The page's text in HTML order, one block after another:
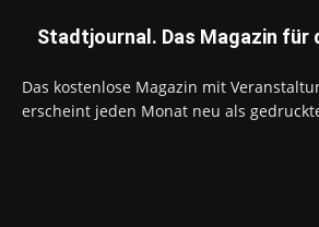
Stadtjournal. Das Magazin für
Das kostenlose Magazin mit
erscheint jeden Monat neu als